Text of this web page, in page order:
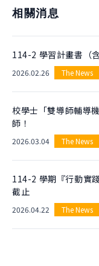
相關消息
114-2 學習計畫書（
2026.02.26 The News
校學士「雙導師輔導
師！
2026.03.04 The News
114-2 學期『行動實
截止
2026.04.22 The News